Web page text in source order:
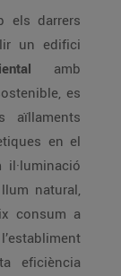
els darrers
un edifici
amb
es
aïllaments
en el
il·luminació
natural,
consum a
eficiència